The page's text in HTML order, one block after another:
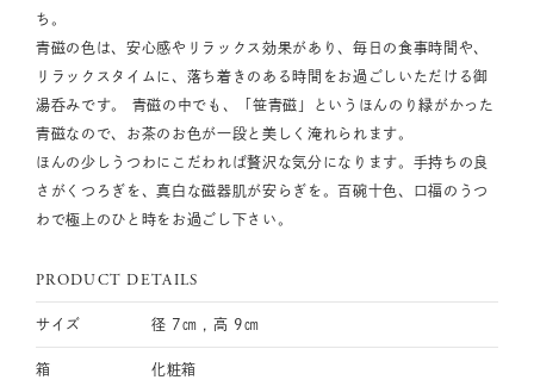
ち。
青磁の色は、安心感やリラックス効果があり、毎日の食事時間や、
リラックスタイムに、落ち着きのある時間をお過ごしいただける御
湯呑みです。 青磁の中でも、「笹青磁」というほんのり緑がかった
青磁なので、お茶のお色が一段と美しく淹れられます。
ほんの少しうつわにこだわれば贅沢な気分になります。手持ちの良
さがくつろぎを、真白な磁器肌が安らぎを。百碗十色、口福のうつ
わで極上のひと時をお過ごし下さい。
PRODUCT DETAILS
サイズ 径 7㎝ , 高 9㎝
箱 化粧箱